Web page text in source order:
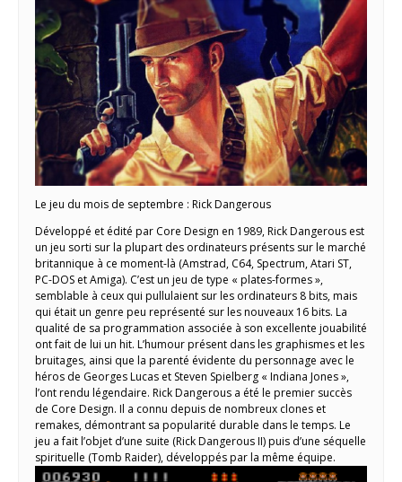
Le jeu du mois de septembre : Rick Dangerous
Développé et édité par Core Design en 1989, Rick Dangerous est
un jeu sorti sur la plupart des ordinateurs présents sur le marché
britannique à ce moment-là (Amstrad, C64, Spectrum, Atari ST,
PC-DOS et Amiga). C’est un jeu de type « plates-formes »,
semblable à ceux qui pullulaient sur les ordinateurs 8 bits, mais
qui était un genre peu représenté sur les nouveaux 16 bits. La
qualité de sa programmation associée à son excellente jouabilité
ont fait de lui un hit. L’humour présent dans les graphismes et les
bruitages, ainsi que la parenté évidente du personnage avec le
héros de Georges Lucas et Steven Spielberg « Indiana Jones »,
l’ont rendu légendaire. Rick Dangerous a été le premier succès
de Core Design. Il a connu depuis de nombreux clones et
remakes, démontrant sa popularité durable dans le temps. Le
jeu a fait l’objet d’une suite (Rick Dangerous II) puis d’une séquelle
spirituelle (Tomb Raider), développés par la même équipe.